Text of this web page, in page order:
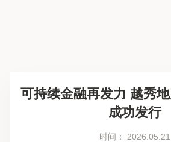
可持续金融再发力 越秀
成功发行
时间： 2026.05.21